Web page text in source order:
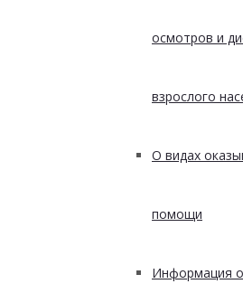
осмотров и
взрослого
О видах
помощи
Информация